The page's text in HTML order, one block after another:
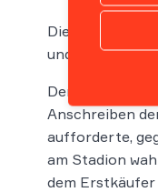
Die Bayern-
und dem
Der Bayern-
Anschreiben
aufforderte,
am Stadion
dem Erstkäufer